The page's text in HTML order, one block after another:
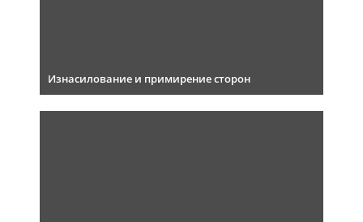
Изнасилование и примирение сторон